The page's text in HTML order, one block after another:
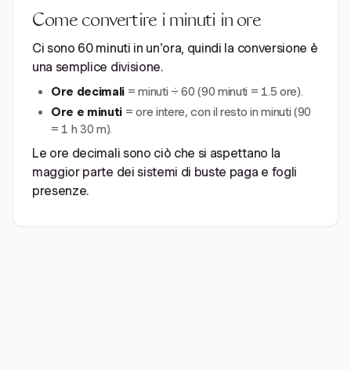
Come convertire i minuti in ore
Ci sono 60 minuti in un'ora, quindi la conversione è
una semplice divisione.
Ore decimali = minuti ÷ 60 (90 minuti = 1.5 ore).
Ore e minuti = ore intere, con il resto in minuti (90
= 1 h 30 m).
Le ore decimali sono ciò che si aspettano la
maggior parte dei sistemi di buste paga e fogli
presenze.